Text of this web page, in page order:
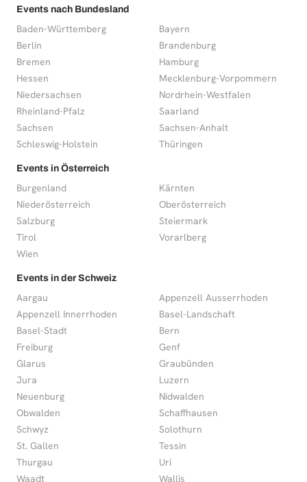
Events nach Bundesland
Baden-Württemberg
Bayern
Berlin
Brandenburg
Bremen
Hamburg
Hessen
Mecklenburg-Vorpommern
Niedersachsen
Nordrhein-Westfalen
Rheinland-Pfalz
Saarland
Sachsen
Sachsen-Anhalt
Schleswig-Holstein
Thüringen
Events in Österreich
Burgenland
Kärnten
Niederösterreich
Oberösterreich
Salzburg
Steiermark
Tirol
Vorarlberg
Wien
Events in der Schweiz
Aargau
Appenzell Ausserrhoden
Appenzell Innerrhoden
Basel-Landschaft
Basel-Stadt
Bern
Freiburg
Genf
Glarus
Graubünden
Jura
Luzern
Neuenburg
Nidwalden
Obwalden
Schaffhausen
Schwyz
Solothurn
St. Gallen
Tessin
Thurgau
Uri
Waadt
Wallis